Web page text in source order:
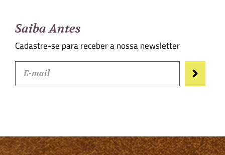
Saiba Antes
Cadastre-se para receber a nossa newsletter